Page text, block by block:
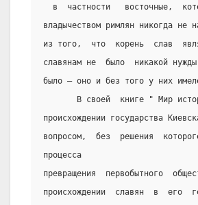
в  частности   восточные,
владычеством римлян никогда не
из того,  что  корень  слав
славянам не  было  никакой
было – оно и без того у них
В своей  книге " Мир
происхождении государства
вопросом,  без  решения
процесса
превращения  первобытного
происхождении  славян  в  его